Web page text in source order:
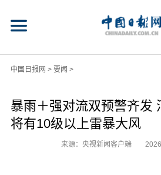
中国日报网 > 要闻 >
暴雨＋强对流双预警齐发
将有10级以上雷暴大风
来源：央视新闻客户端